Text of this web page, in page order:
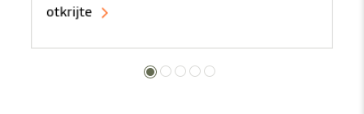
otkrijte